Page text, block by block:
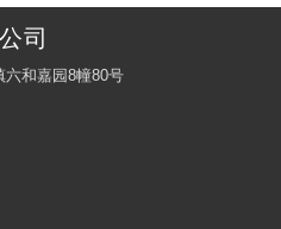
司
六和嘉园8幢80号